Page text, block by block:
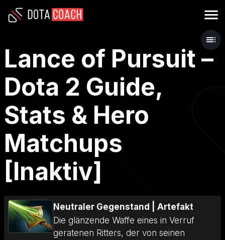
Lance of Pursuit –
Dota 2 Guide,
Stats & Hero
Matchups
[Inaktiv]
Neutraler Gegenstand
Artefakt
Die glänzende Waffe eines in Verruf
geratenen Ritters, der von seinen